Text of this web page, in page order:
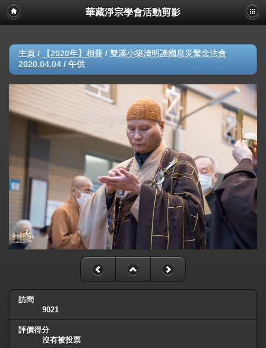
華藏淨宗學會活動剪影
主頁 / 【2020年】相冊 / 雙溪小築清明護國息災繫念法會
2020.04.04 / 午供
訪問
9021
評價得分
沒有被投票